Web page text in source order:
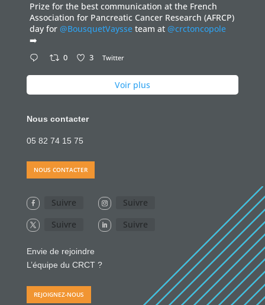
;
Prize for the best communication at the French
Association for Pancreatic Cancer Research (AFRCP)
day for @BousquetVaysseteam at @crctoncopole
➡️
0 3 Twitter
Voir plus
Nous contacter
05 82 74 15 75
NOUS CONTACTER
Suivre
Suivre
Suivre
Suivre
Envie de rejoindre
L’équipe du CRCT ?
REJOIGNEZ-NOUS